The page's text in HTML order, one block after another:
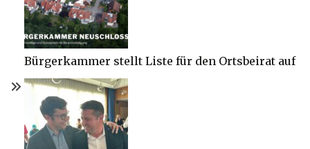
Bürgerkammer stellt Liste für den Ortsbeirat auf